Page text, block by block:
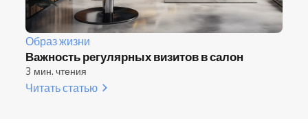
Образ жизни
Важность регулярных визитов в салон
3 мин. чтения
Читать статью